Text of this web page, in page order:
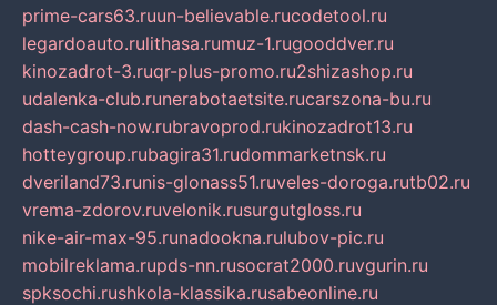
prime-cars63.ruun-believable.rucodetool.ru
legardoauto.rulithasa.rumuz-1.rugooddver.ru
kinozadrot-3.ruqr-plus-promo.ru2shizashop.ru
udalenka-club.runerabotaetsite.rucarszona-bu.ru
dash-cash-now.rubravoprod.rukinozadrot13.ru
hotteygroup.rubagira31.rudommarketnsk.ru
dveriland73.runis-glonass51.ruveles-doroga.rutb02.ru
vrema-zdorov.ruvelonik.rusurgutgloss.ru
nike-air-max-95.runadookna.rulubov-pic.ru
mobilreklama.rupds-nn.rusocrat2000.ruvgurin.ru
spksochi.rushkola-klassika.rusabeonline.ru